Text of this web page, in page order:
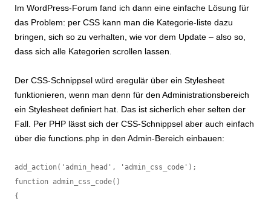
Im WordPress-Forum fand ich dann eine einfache Lösung für
das Problem: per CSS kann man die Kategorie-liste dazu
bringen, sich so zu verhalten, wie vor dem Update – also so,
dass sich alle Kategorien scrollen lassen.
Der CSS-Schnippsel würd eregulär über ein Stylesheet
funktionieren, wenn man denn für den Administrationsbereich
ein Stylesheet definiert hat. Das ist sicherlich eher selten der
Fall. Per PHP lässt sich der CSS-Schnippsel aber auch einfach
über die functions.php in den Admin-Bereich einbauen:
add_action('admin_head', 'admin_css_code');
function admin_css_code()
{